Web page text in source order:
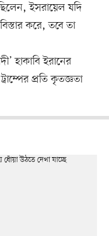
ইসরায়েল যদি
করে, তবে তা
হাকাবি ইরানের
প্রতি কৃতজ্ঞতা